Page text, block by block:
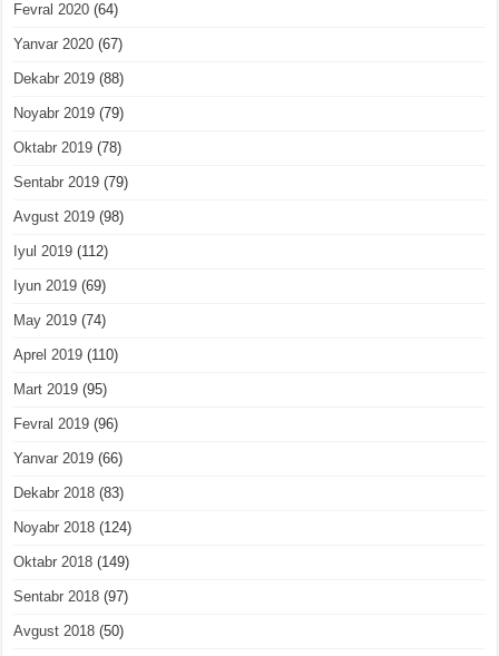
Fevral 2020 (64)
Yanvar 2020 (67)
Dekabr 2019 (88)
Noyabr 2019 (79)
Oktabr 2019 (78)
Sentabr 2019 (79)
Avgust 2019 (98)
Iyul 2019 (112)
Iyun 2019 (69)
May 2019 (74)
Aprel 2019 (110)
Mart 2019 (95)
Fevral 2019 (96)
Yanvar 2019 (66)
Dekabr 2018 (83)
Noyabr 2018 (124)
Oktabr 2018 (149)
Sentabr 2018 (97)
Avgust 2018 (50)